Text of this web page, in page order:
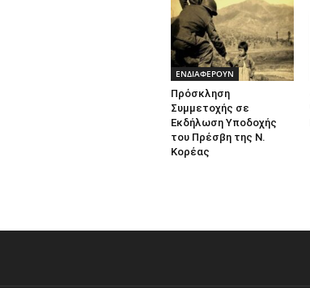
ΕΝΔΙΑΦΕΡΟΥΝ
Πρόσκληση
Συμμετοχής σε
Εκδήλωση Υποδοχής
του Πρέσβη της Ν.
Κορέας